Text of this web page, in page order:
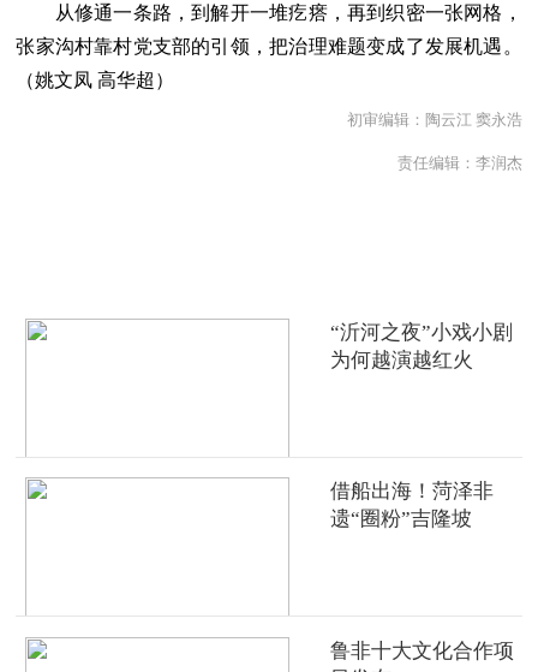
从修通一条路，到解开一堆疙瘩，再到织密一张网格，
张家沟村靠村党支部的引领，把治理难题变成了发展机遇。
（姚文凤 高华超）
初审编辑：陶云江 窦永浩
责任编辑：李润杰
“沂河之夜”小戏小剧
为何越演越红火
借船出海！菏泽非
遗“圈粉”吉隆坡
鲁非十大文化合作项